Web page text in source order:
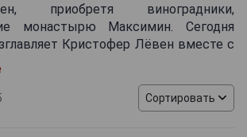
приобретя виноградники,
монастырю Максимин. Сегодня
Кристофер Лёвен вместе с
Иосифом. Общая площадь
— около 18 гектаров. Они
крутых склонах в окрестностях
Лонгих, Детцем и Тёрних. Большая
Сортировать